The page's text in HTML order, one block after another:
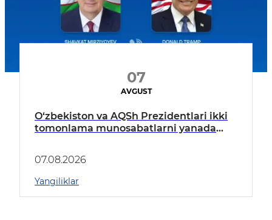
07
AVGUST
O‘zbekiston va AQSh Prezidentlari ikki
tomonlama munosabatlarni yanada
07.08.2026
Yangiliklar